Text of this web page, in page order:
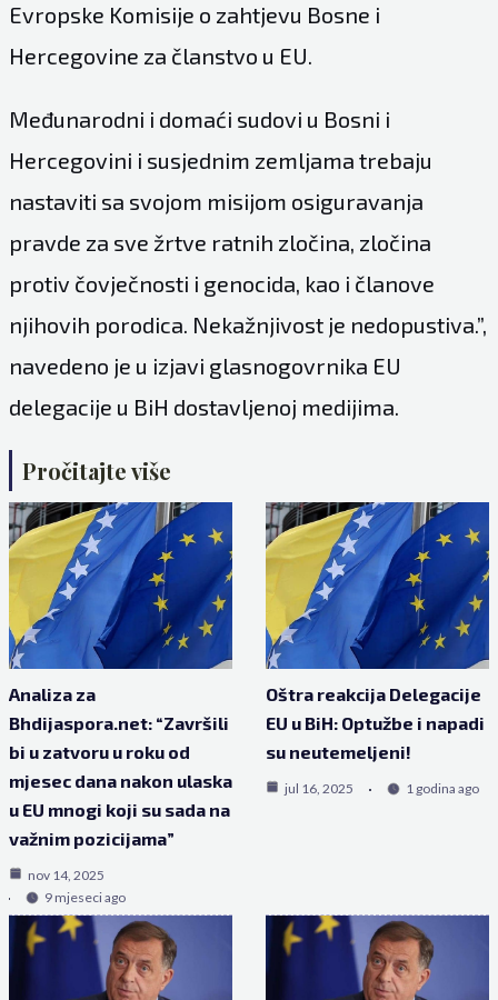
Evropske Komisije o zahtjevu Bosne i
Hercegovine za članstvo u EU.
Međunarodni i domaći sudovi u Bosni i
Hercegovini i susjednim zemljama trebaju
nastaviti sa svojom misijom osiguravanja
pravde za sve žrtve ratnih zločina, zločina
protiv čovječnosti i genocida, kao i članove
njihovih porodica. Nekažnjivost je nedopustiva.”,
navedeno je u izjavi glasnogovrnika EU
delegacije u BiH dostavljenoj medijima.
Pročitajte više
Analiza za
Bhdijaspora.net: “Završili
bi u zatvoru u roku od
mjesec dana nakon ulaska
u EU mnogi koji su sada na
važnim pozicijama”
nov 14, 2025
9 mjeseci ago
Oštra reakcija Delegacije
EU u BiH: Optužbe i napadi
su neutemeljeni!
jul 16, 2025 1 godina ago